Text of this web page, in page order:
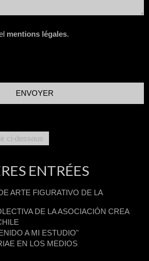
mentions légales.
ci-dessous
ENTRÉES
ARTE FIGURATIVO DE LA
DE LA ASOCIACIÓN CREA
A MI ESTUDIO"
EN LOS MEDIOS